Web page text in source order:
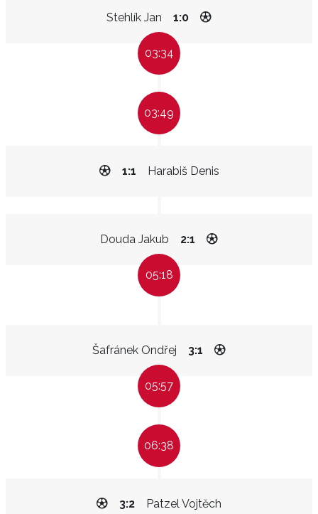
Stehlík Jan 1:0
03:34
03:49
Harabiš Denis
1:1
Douda Jakub 2:1
05:18
Šafránek Ondřej 3:1
05:57
06:38
Patzel Vojtěch
3:2